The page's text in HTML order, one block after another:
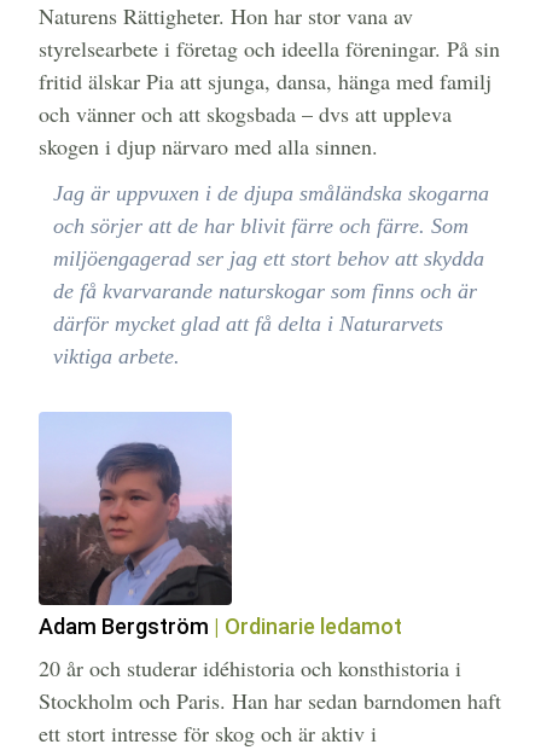
Naturens Rättigheter. Hon har stor vana av
styrelsearbete i företag och ideella föreningar. På sin
fritid älskar Pia att sjunga, dansa, hänga med familj
och vänner och att skogsbada – dvs att uppleva
skogen i djup närvaro med alla sinnen.
Jag är uppvuxen i de djupa småländska skogarna
och sörjer att de har blivit färre och färre. Som
miljöengagerad ser jag ett stort behov att skydda
de få kvarvarande naturskogar som finns och är
därför mycket glad att få delta i Naturarvets
viktiga arbete.
Adam Bergström | Ordinarie ledamot
20 år och studerar idéhistoria och konsthistoria i
Stockholm och Paris. Han har sedan barndomen haft
ett stort intresse för skog och är aktiv i